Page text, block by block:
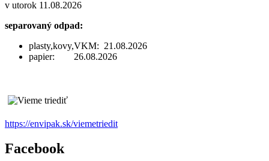
v utorok 11.08.2026
separovaný odpad:
plasty,kovy,VKM: 21.08.2026
papier: 26.08.2026
https://envipak.sk/viemetriedit
Facebook